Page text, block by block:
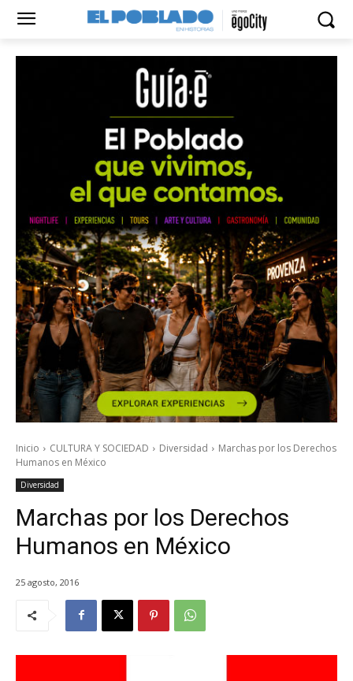
Inicio CULTURA Y SOCIEDAD Diversidad
Marchas por los Derechos
Humanos en México
Diversidad
Marchas por los Derechos
Humanos en México
25 agosto, 2016